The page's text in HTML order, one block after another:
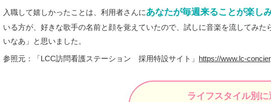
入職して嬉しかったことは、利用者さんにあなたが毎週来ることが楽し
いる方が、好きな歌手の名前と顔を覚えていたので、試しに音楽を流してみ
いなあ」と思いました。
参照元：「LCC訪問看護ステーション 採用特設サイト」 https://www.lc-
ライフスタイル別に